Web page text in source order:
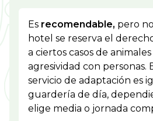
Es recomendable, pero
hotel se reserva el
a ciertos casos de
agresividad con personas.
servicio de adaptación es
guardería de día,
elige media o jornada